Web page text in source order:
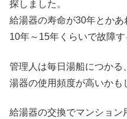
探しました。
給湯器の寿命が30年とか
10年～15年くらいで故障す
管理人は毎日湯船につか
湯器の使用頻度が高いかも
給湯器の交換でマンション